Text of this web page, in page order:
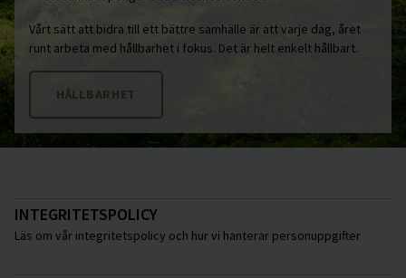
Vårt sätt att bidra till ett bättre samhälle är att varje dag, året
runt arbeta med hållbarhet i fokus. Det är helt enkelt hållbart.
HÅLLBARHET
INTEGRITETSPOLICY
Läs om vår integritetspolicy och hur vi hanterar personuppgifter